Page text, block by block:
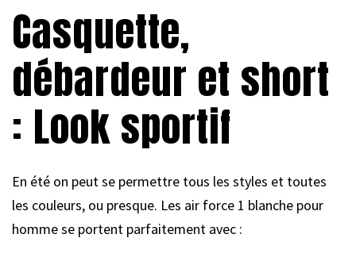
Casquette,
débardeur et short
: Look sportif
En été on peut se permettre tous les styles et toutes
les couleurs, ou presque. Les air force 1 blanche pour
homme se portent parfaitement avec :